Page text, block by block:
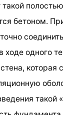
бетоном.
ходе одного
такой